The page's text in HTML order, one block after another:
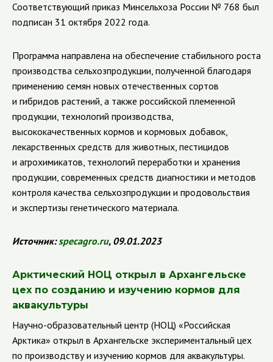
Соответствующий приказ Минсельхоза России № 768 был
подписан 31 октября 2022 года.
Программа направлена на обеспечение стабильного роста
производства сельхозпродукции, полученной благодаря
применению семян новых отечественных сортов
и гибридов растений, а также российской племенной
продукции, технологий производства,
высококачественных кормов и кормовых добавок,
лекарственных средств для животных, пестицидов
и агрохимикатов, технологий переработки и хранения
продукции, современных средств диагностики и методов
контроля качества сельхозпродукции и продовольствия
и экспертизы генетического материала.
Источник:specagro.ru, 09.01.2023
Арктический НОЦ открыл в Архангельске
цех по созданию и изучению кормов для
аквакультуры
Научно-образовательный центр (НОЦ) «Российская
Арктика» открыл в Архангельске экспериментальный цех
по производству и изучению кормов для аквакультуры.